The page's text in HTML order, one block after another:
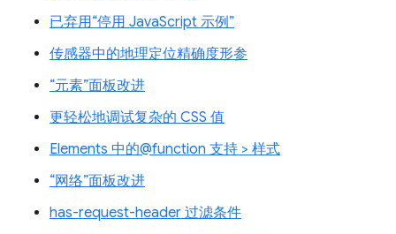
已弃用“停用 JavaScript 示例”
传感器中的地理定位精确度形参
“元素”面板改进
更轻松地调试复杂的 CSS 值
Elements 中的@function 支持 > 样式
“网络”面板改进
has-request-header 过滤条件